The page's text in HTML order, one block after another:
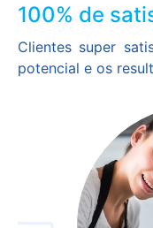
100% de
Clientes super
potencial e os